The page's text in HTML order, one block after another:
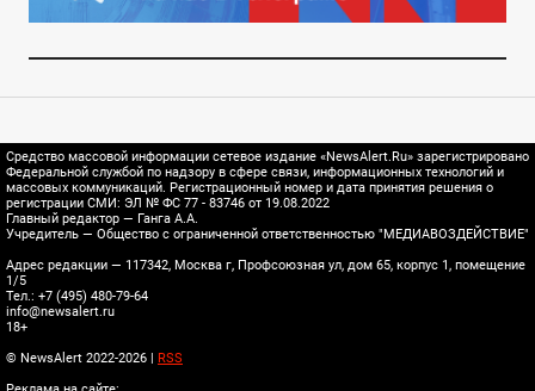
Средство массовой информации сетевое издание «NewsAlert.Ru» зарегистрировано
Федеральной службой по надзору в сфере связи, информационных технологий и
массовых коммуникаций. Регистрационный номер и дата принятия решения о
регистрации СМИ: ЭЛ № ФС 77 - 83746 от 19.08.2022
Главный редактор — Ганга А.А.
Учредитель — Общество с ограниченной ответственностью "МЕДИАВОЗДЕЙСТВИЕ"
Адрес редакции — 117342, Москва г, Профсоюзная ул, дом 65, корпус 1, помещение
1/5
Тел.: +7 (495) 480-79-64
info@newsalert.ru
18+
© NewsAlert 2022-2026 | RSS